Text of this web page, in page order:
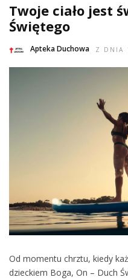
Twoje ciało jest
Świętego
Apteka Duchowa Z DNIA
Od momentu chrztu, kiedy
dzieckiem Boga, On – Duch